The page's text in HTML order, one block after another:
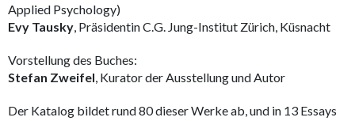
Applied Psychology)
Evy Tausky, Präsidentin C.G. Jung-Institut Zürich, Küsnacht
Vorstellung des Buches:
Stefan Zweifel, Kurator der Ausstellung und Autor
Der Katalog bildet rund 80 dieser Werke ab, und in 13 Essays